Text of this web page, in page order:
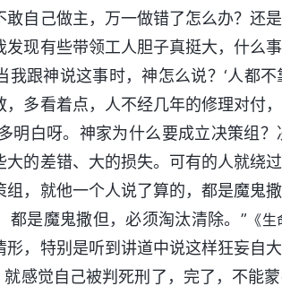
敢自己做主，万一做错了怎么办？还
发现有些带领工人胆子真挺大，什么
我跟神说这事时，神怎么说？‘人都
，多看着点，人不经几年的修理对付
明白呀。神家为什么要成立决策组
大的差错、大的损失。可有的人就绕
，就他一个人说了算的，都是魔鬼
都是魔鬼撒但，必须淘汰清除。” 《
形，特别是听到讲道中说这样狂妄自
就感觉自己被判死刑了，完了，不能